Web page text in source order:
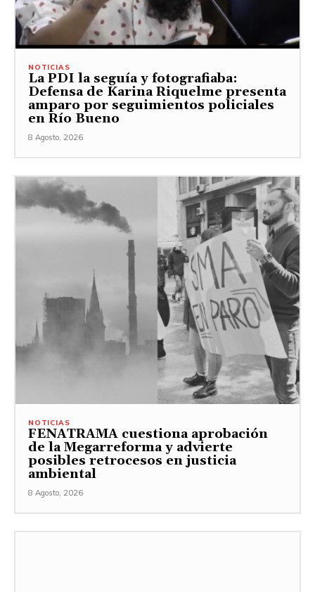
NOTICIAS
La PDI la seguía y fotografiaba:
Defensa de Karina Riquelme presenta
amparo por seguimientos policiales
en Río Bueno
8 Agosto, 2026
NOTICIAS
FENATRAMA cuestiona aprobación
de la Megarreforma y advierte
posibles retrocesos en justicia
ambiental
8 Agosto, 2026